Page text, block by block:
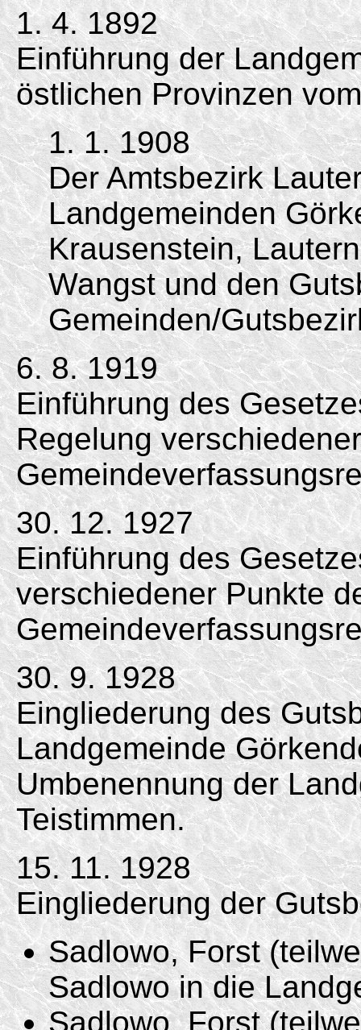
1. 4. 1892
Einführung der
östlichen Provinzen
1. 1. 1908
Der Amtsbezirk
Landgemeinden
Krausenstein,
Wangst und den
Gemeinden/
6. 8. 1919
Einführung des
Regelung
30. 12. 1927
Einführung des
verschiedener Punkte
30. 9. 1928
Eingliederung des
Landgemeinde
Umbenennung der
Teistimmen.
15. 11. 1928
Eingliederung der
Sadlowo, Forst
Sadlowo in die
Sadlowo, Forst